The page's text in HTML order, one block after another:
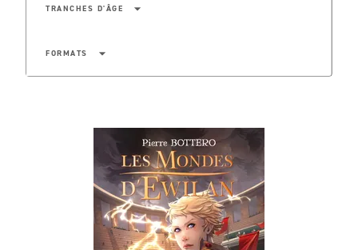
TRANCHES D'ÂGE arrow_drop_down
FORMATS arrow_drop_down